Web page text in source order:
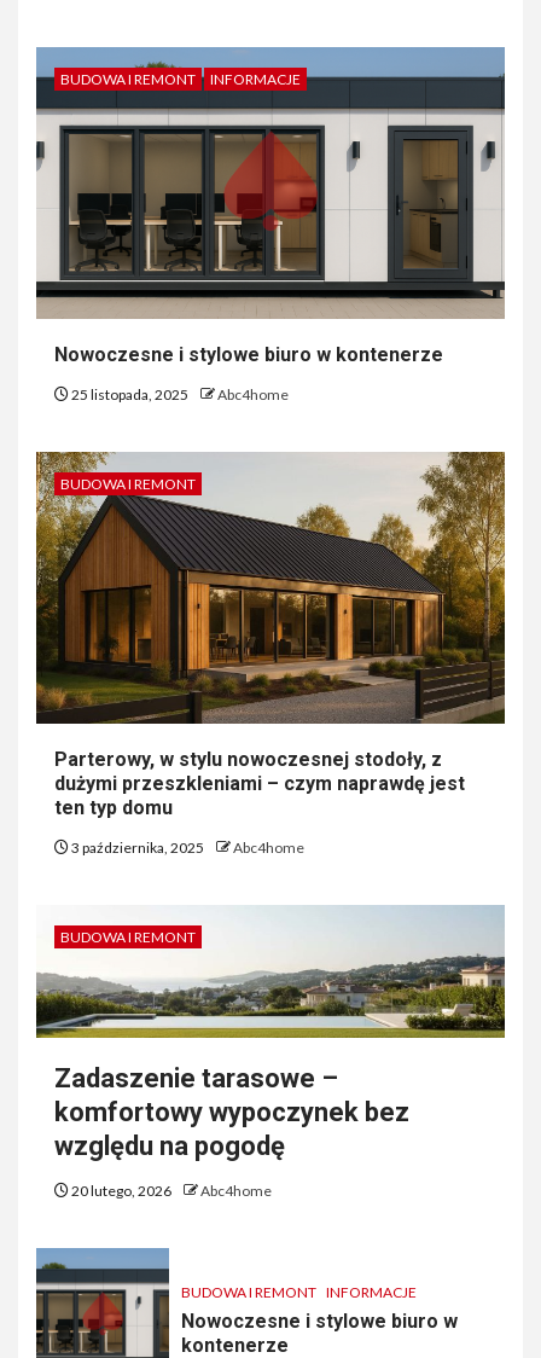
BUDOWA I REMONT INFORMACJE
Nowoczesne i stylowe biuro w kontenerze
25 listopada, 2025 Abc4home
BUDOWA I REMONT
Parterowy, w stylu nowoczesnej stodoły, z
dużymi przeszkleniami – czym naprawdę jest
ten typ domu
3 października, 2025 Abc4home
BUDOWA I REMONT
Zadaszenie tarasowe –
komfortowy wypoczynek bez
względu na pogodę
20 lutego, 2026 Abc4home
BUDOWA I REMONT INFORMACJE
Nowoczesne i stylowe biuro w
kontenerze